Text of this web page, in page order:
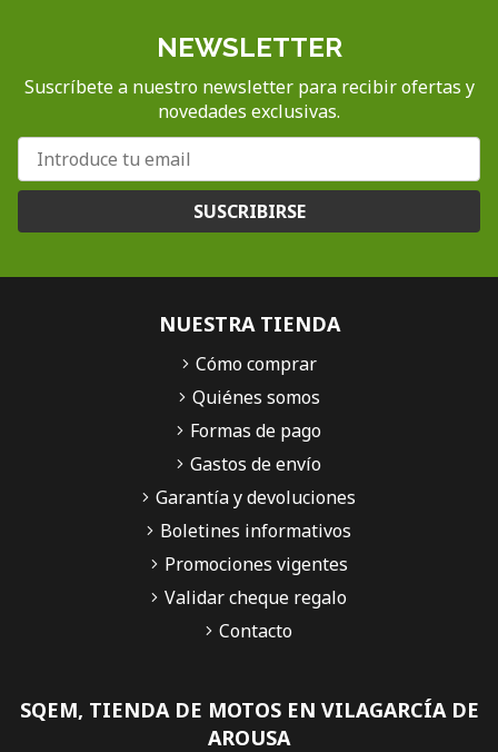
NEWSLETTER
Suscríbete a nuestro newsletter para recibir ofertas y
novedades exclusivas.
SUSCRIBIRSE
SQEM, TIENDA DE MOTOS EN VILAGARCÍA DE
AROUSA
NUESTRA TIENDA
Cómo comprar
Quiénes somos
Formas de pago
Gastos de envío
Garantía y devoluciones
Boletines informativos
Promociones vigentes
Validar cheque regalo
Contacto